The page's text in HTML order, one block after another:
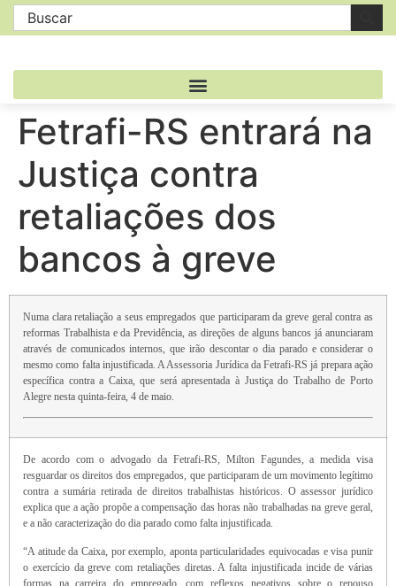
Fetrafi-RS entrará na
Justiça contra
retaliações dos
bancos à greve
Numa clara retaliação a seus empregados que participaram da greve geral contra as
reformas Trabalhista e da Previdência, as direções de alguns bancos já anunciaram
através de comunicados internos, que irão descontar o dia parado e considerar o
mesmo como falta injustificada. A Assessoria Jurídica da Fetrafi-RS já prepara ação
específica contra a Caixa, que será apresentada à Justiça do Trabalho de Porto
Alegre nesta quinta-feira, 4 de maio.
De acordo com o advogado da Fetrafi-RS, Milton Fagundes, a medida visa
resguardar os direitos dos empregados, que participaram de um movimento legítimo
contra a sumária retirada de direitos trabalhistas históricos. O assessor jurídico
explica que a ação propõe a compensação das horas não trabalhadas na greve geral,
e a não caracterização do dia parado como falta injustificada.
“A atitude da Caixa, por exemplo, aponta particularidades equivocadas e visa punir
o exercício da greve com retaliações diretas. A falta injustificada incide de várias